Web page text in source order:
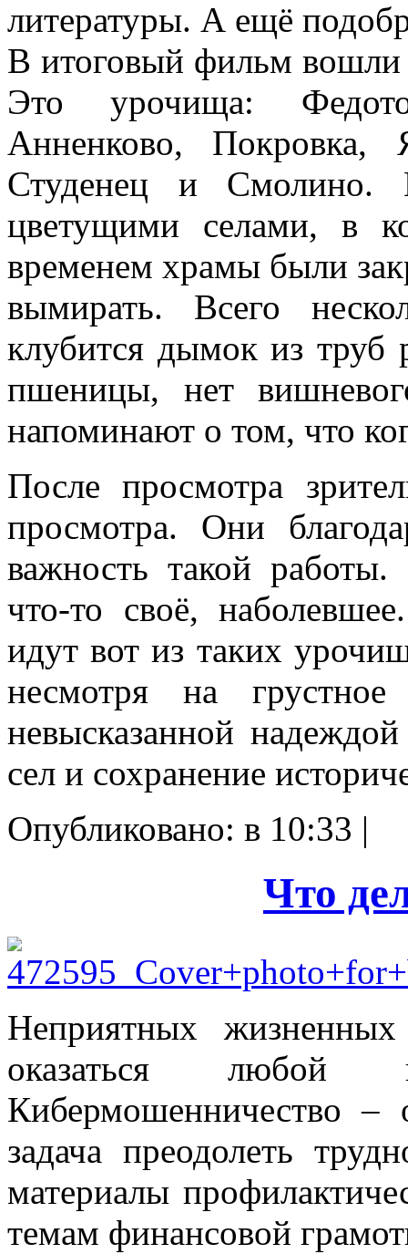
литературы. А ещё
В итоговый фильм вошли
Это урочища:
Анненково, Покровка,
Студенец и Смолино.
цветущими селами, в
временем храмы были
вымирать. Всего
клубится дымок из труб
пшеницы, нет
напоминают о том, что
После просмотра
просмотра. Они
важность такой
что-то своё,
идут вот из таких
несмотря на
невысказанной
сел и сохранение
Опубликовано: в 10:33 |
Что
Неприятных
оказаться любой
Кибермошенничество
задача преодолеть
материалы
темам финансовой